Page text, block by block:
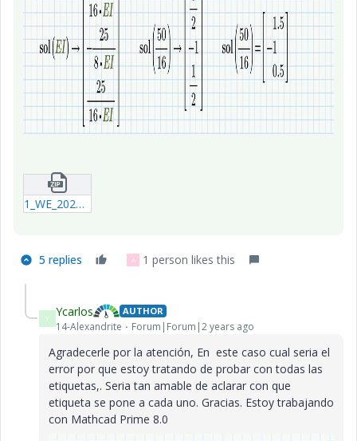
1_WE_20240510_HGGGGGGGGGGGGGJ_P9.zip
5 replies A 1 person likes this
Y Ycarlos AUTHOR
14-Alexandrite Forum|Forum|2 years ago
Agradecerle por la atención, En este caso cual seria el
error por que estoy tratando de probar con todas las
etiquetas,. Seria tan amable de aclarar con que
etiqueta se pone a cada uno. Gracias. Estoy trabajando
con Mathcad Prime 8.0